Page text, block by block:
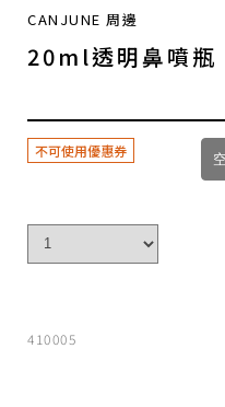
CANJUNE 周邊
20ml透明鼻噴瓶
不可使用優惠券
410005